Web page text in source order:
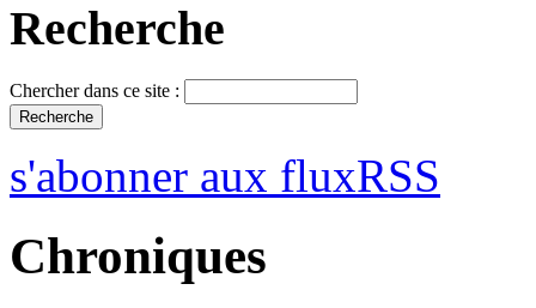
Recherche
Chercher dans ce site :
s'abonner aux fluxRSS
Chroniques